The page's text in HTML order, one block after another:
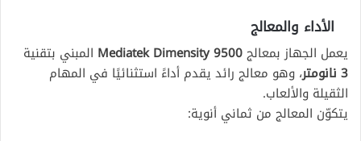
الأداء والمعالج
يعمل الجهاز بمعالجMediatek Dimensity 9500 المبني بتقنية
3 نانومتر
، وهو معالج رائد يقدم أداءً استثنائيًا في المهام
الثقيلة والألعاب.
يتكوّن المعالج من ثماني أنوية: